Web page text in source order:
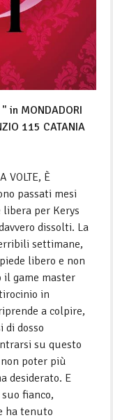
in MONDADORI
115 CATANIA
VOLTE, È
passati mesi
libera per Kerys
dissolti. La
settimane,
libero e non
il game master
in
a colpire,
di dosso
su questo
poter più
desiderato. E
fianco,
ha tenuto